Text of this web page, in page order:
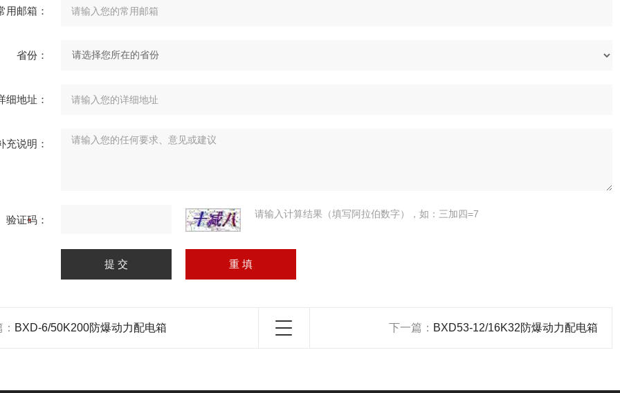
用邮箱：
省份：
细地址：
充说明：
验证码： 请输入计算结果（填写阿拉伯数字），如：三加四=7
BXD-6/50K200防爆动力配电箱 下一篇： BXD53-12/16K32防爆动力配电箱